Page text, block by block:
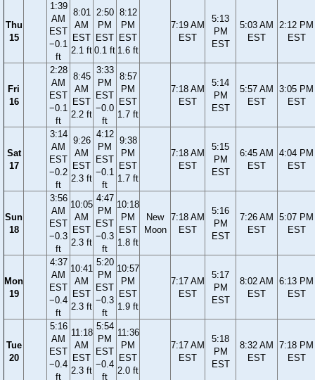
Thu
15
1:39
AM
EST
−0.1
ft
8:01
AM
EST
2.1 ft
2:50
PM
EST
0.1 ft
8:12
PM
EST
1.6 ft
7:19 AM
EST
5:13
PM
EST
5:03 AM
EST
2:12 PM
EST
Fri
16
2:28
AM
EST
−0.1
ft
8:45
AM
EST
2.2 ft
3:33
PM
EST
−0.0
ft
8:57
PM
EST
1.7 ft
7:18 AM
EST
5:14
PM
EST
5:57 AM
EST
3:05 PM
EST
Sat
17
3:14
AM
EST
−0.2
ft
9:26
AM
EST
2.3 ft
4:12
PM
EST
−0.1
ft
9:38
PM
EST
1.7 ft
7:18 AM
EST
5:15
PM
EST
6:45 AM
EST
4:04 PM
EST
Sun
18
3:56
AM
EST
−0.3
ft
10:05
AM
EST
2.3 ft
4:47
PM
EST
−0.3
ft
10:18
PM
EST
1.8 ft
New
Moon
7:18 AM
EST
5:16
PM
EST
7:26 AM
EST
5:07 PM
EST
Mon
19
4:37
AM
EST
−0.4
ft
10:41
AM
EST
2.3 ft
5:20
PM
EST
−0.3
ft
10:57
PM
EST
1.9 ft
7:17 AM
EST
5:17
PM
EST
8:02 AM
EST
6:13 PM
EST
Tue
20
5:16
AM
EST
−0.4
ft
11:18
AM
EST
2.3 ft
5:54
PM
EST
−0.4
ft
11:36
PM
EST
2.0 ft
7:17 AM
EST
5:18
PM
EST
8:32 AM
EST
7:18 PM
EST